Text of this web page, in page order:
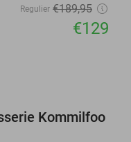
Regulier €189,95
€129
Kommilfoo